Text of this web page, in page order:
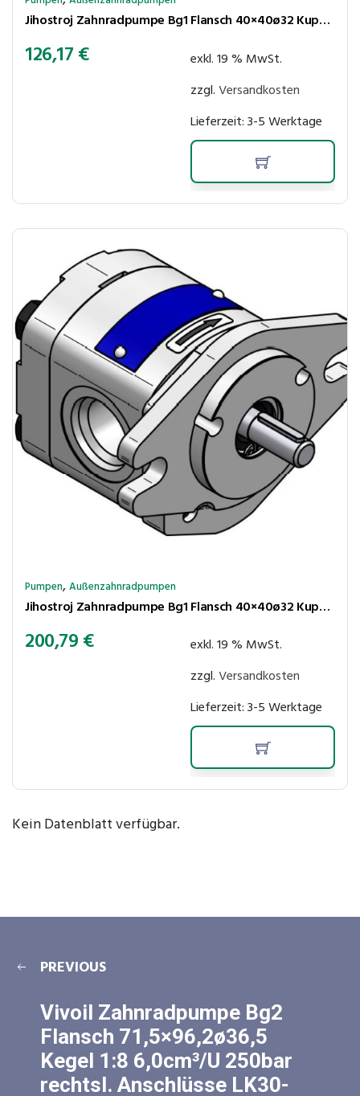
Jihostroj Zahnradpumpe Bg1 Flansch 40×40ø32 Kupplungsk 5×4,5 4,3cm³/U 250bar rechtsl Anschl BSP 1/2″-3/8″
126,17€
exkl. 19 % MwSt.
zzgl.Versandkosten
Lieferzeit:3-5 Werktage
Pumpen,Außenzahnradpumpen
Jihostroj Zahnradpumpe Bg1 Flansch 40×40ø32 Kupplungsk 5×4,5 3,3cm³/U 280bar rechtsl Anschl BSP 1/2″-3/8″
200,79€
exkl. 19 % MwSt.
zzgl.Versandkosten
Lieferzeit:3-5 Werktage
Kein Datenblatt verfügbar.
PREVIOUS
Vivoil Zahnradpumpe Bg2
Flansch 71,5×96,2ø36,5
Kegel 1:8 6,0cm³/U 250bar
rechtsl. Anschlüsse LK30-